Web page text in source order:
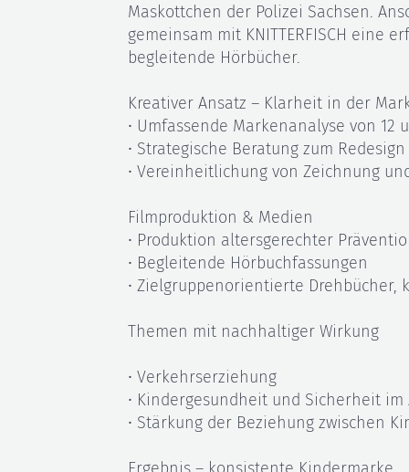
Maskottchen der Polizei Sachsen.
gemeinsam mit KNITTERFISCH eine
begleitende Hörbücher.
Kreativer Ansatz – Klarheit in der
• Umfassende Markenanalyse von
• Strategische Beratung zum
• Vereinheitlichung von Zeichnung
Filmproduktion & Medien
• Produktion altersgerechter
• Begleitende Hörbuchfassungen
• Zielgruppenorientierte
Themen mit nachhaltiger Wirkung
• Verkehrserziehung
• Kindergesundheit und Sicherheit im
• Stärkung der Beziehung zwischen